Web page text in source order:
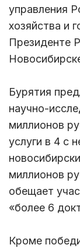
управления
хозяйства и
Президенте
Бурятия
научно-
миллионов
услуги в 4 с
миллионов
обещает
«более 6
Кроме